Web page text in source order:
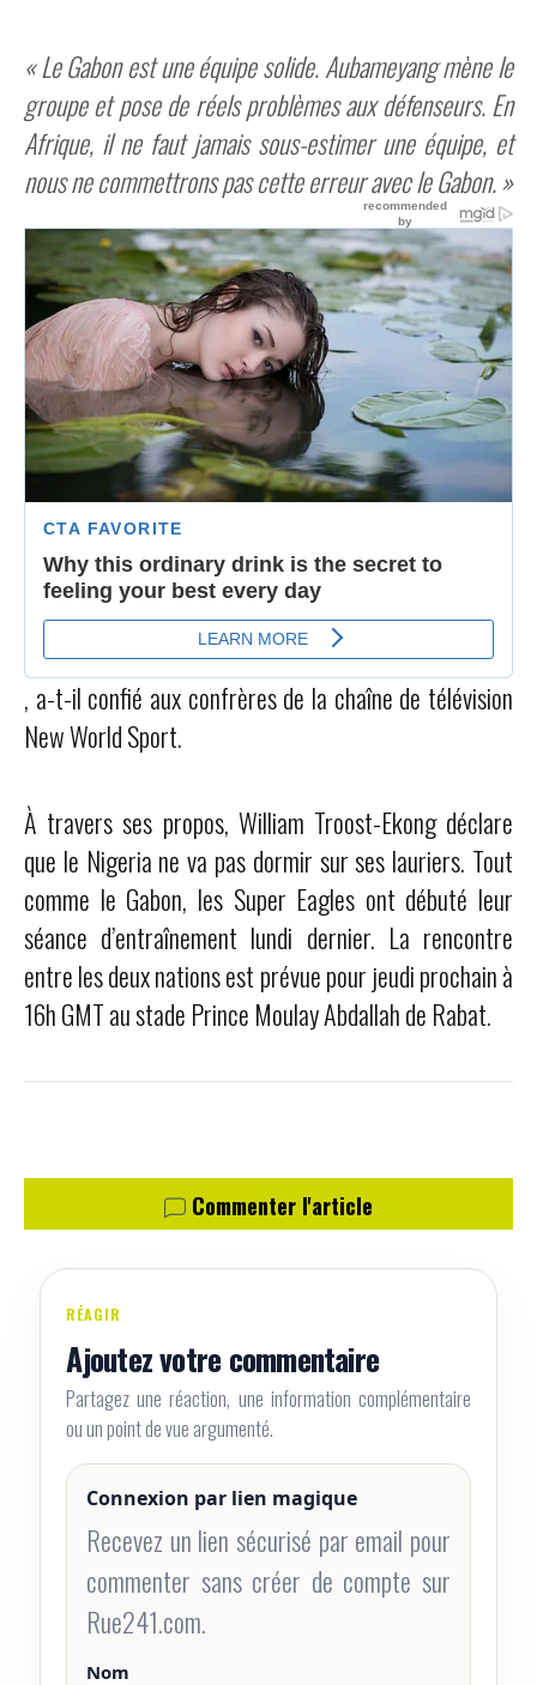
« Le Gabon est une équipe solide. Aubameyang mène le
groupe et pose de réels problèmes aux défenseurs. En
Afrique, il ne faut jamais sous-estimer une équipe, et
nous ne commettrons pas cette erreur avec le Gabon. »
, a-t-il confié aux confrères de la chaîne de télévision
New World Sport.
À travers ses propos, William Troost-Ekong déclare
que le Nigeria ne va pas dormir sur ses lauriers. Tout
comme le Gabon, les Super Eagles ont débuté leur
séance d’entraînement lundi dernier. La rencontre
entre les deux nations est prévue pour jeudi prochain à
16h GMT au stade Prince Moulay Abdallah de Rabat.
Commenter l'article
RÉAGIR
Ajoutez votre commentaire
Partagez une réaction, une information complémentaire
ou un point de vue argumenté.
Connexion par lien magique
Recevez un lien sécurisé par email pour
commenter sans créer de compte sur
Rue241.com.
Nom